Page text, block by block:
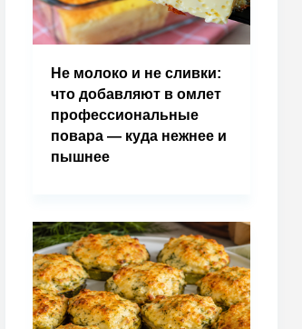
Не молоко и не сливки:
что добавляют в омлет
профессиональные
повара — куда нежнее и
пышнее